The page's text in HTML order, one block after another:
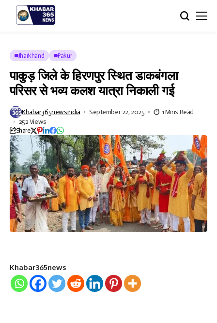
Jharkhand Pakur
पाकुड़ जिले के हिरणपुर स्थित डाकबंगला
परिसर से भव्य कलश यात्रा निकाली गई
Khabar365newsindia September 22, 2025
1 Mins Read
252 Views
Share
Khabar365news